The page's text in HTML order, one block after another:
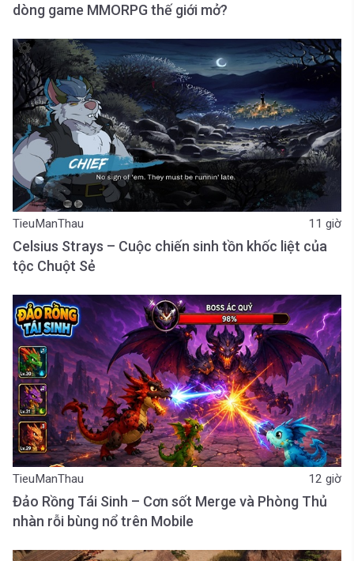
dòng game MMORPG thế giới mở?
TieuManThau 11 giờ
Celsius Strays – Cuộc chiến sinh tồn khốc liệt của
tộc Chuột Sẻ
TieuManThau 12 giờ
Đảo Rồng Tái Sinh – Cơn sốt Merge và Phòng Thủ
nhàn rỗi bùng nổ trên Mobile